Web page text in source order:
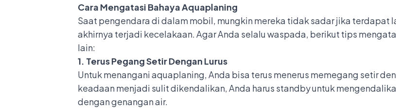
Cara Mengatasi Bahaya Aquaplaning
Saat pengendara di dalam mobil, mungkin mereka tidak sadar jika terdapat
akhirnya terjadi kecelakaan. Agar Anda selalu waspada, berikut tips
lain:
1. Terus Pegang Setir Dengan Lurus
Untuk menangani aquaplaning, Anda bisa terus menerus memegang setir
keadaan menjadi sulit dikendalikan, Anda harus standby untuk
dengan genangan air.